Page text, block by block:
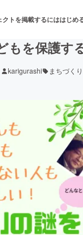
クトを掲載するにははじめ
ス開発
版
もを保護
karigurashi まちづく